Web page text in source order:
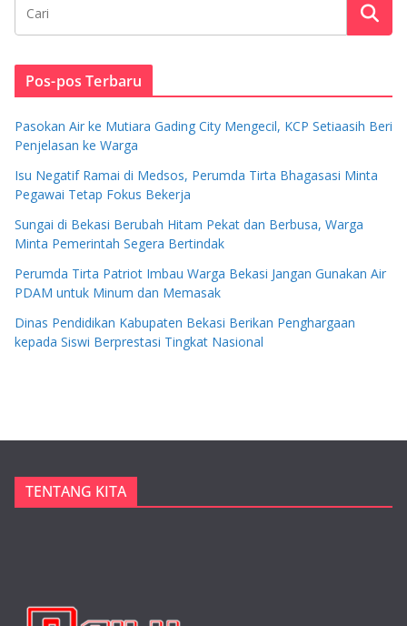
Pos-pos Terbaru
Pasokan Air ke Mutiara Gading City Mengecil, KCP Setiaasih Beri
Penjelasan ke Warga
Isu Negatif Ramai di Medsos, Perumda Tirta Bhagasasi Minta
Pegawai Tetap Fokus Bekerja
Sungai di Bekasi Berubah Hitam Pekat dan Berbusa, Warga
Minta Pemerintah Segera Bertindak
Perumda Tirta Patriot Imbau Warga Bekasi Jangan Gunakan Air
PDAM untuk Minum dan Memasak
Dinas Pendidikan Kabupaten Bekasi Berikan Penghargaan
kepada Siswi Berprestasi Tingkat Nasional
TENTANG KITA